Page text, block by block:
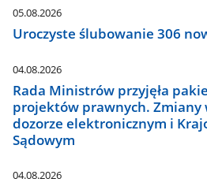
05.08.2026
Uroczyste ślubowanie 306
04.08.2026
Rada Ministrów przyjęła
projektów prawnych. Zmiany
dozorze elektronicznym i
Sądowym
04.08.2026